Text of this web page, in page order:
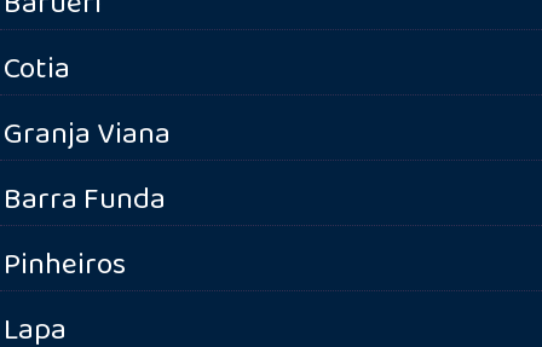
Cotia
Granja Viana
Barra Funda
Pinheiros
Lapa